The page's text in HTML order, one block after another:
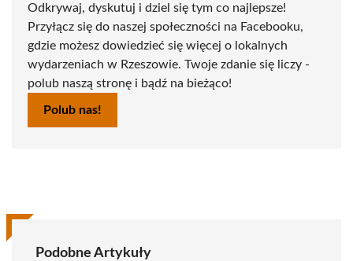
Odkrywaj, dyskutuj i dziel się tym co najlepsze!
Przyłącz się do naszej społeczności na Facebooku,
gdzie możesz dowiedzieć się więcej o lokalnych
wydarzeniach w Rzeszowie. Twoje zdanie się liczy -
polub naszą stronę i bądź na bieżąco!
Polub nas!
Podobne Artykuły